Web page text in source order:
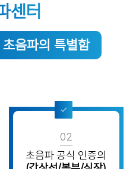
센터
음파의 특별함
02
초음파 공식 인증의